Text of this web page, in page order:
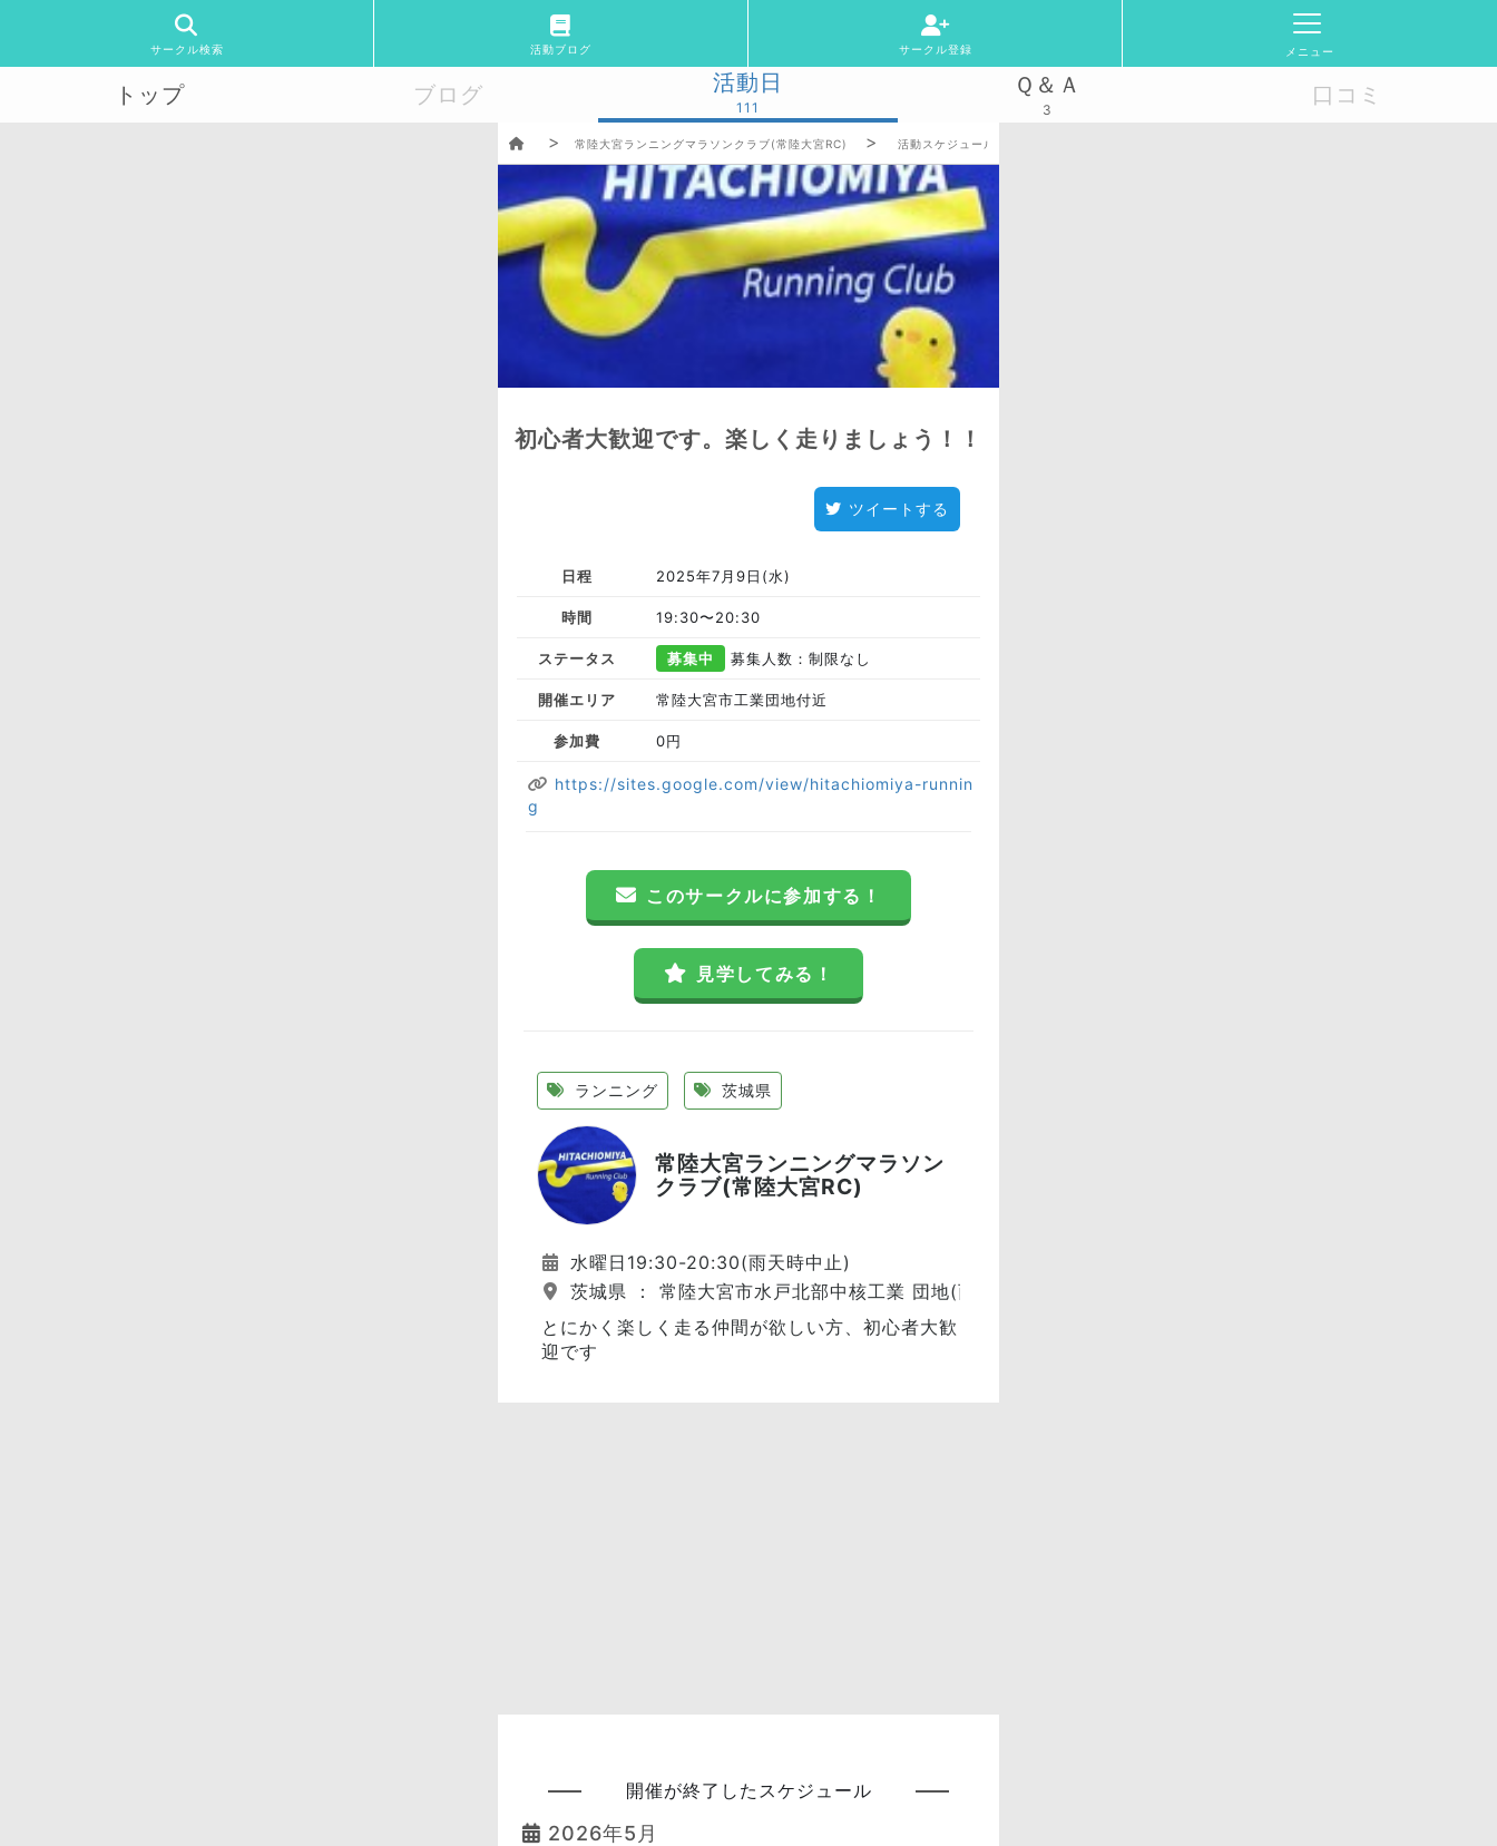
サークル検索 活動ブログ サークル登録 メニュー
トップ ブログ 活動日
111
Ｑ＆Ａ
3
口コミ
常陸大宮ランニングマラソンクラブ(常陸大宮RC) 活動スケジュール
初心者大歓迎です。楽しく走りましょう！！
ツイートする
日程 2025年7月9日(水)
時間 19:30〜20:30
ステータス 募集中 募集人数：制限なし
開催エリア 常陸大宮市工業団地付近
参加費 0円
https://sites.google.com/view/hitachiomiya-runnin
g
このサークルに参加する！
見学してみる！
ランニング 茨城県
常陸大宮ランニングマラソン
クラブ(常陸大宮RC)
水曜日19:30-20:30(雨天時中止)
茨城県 ： 常陸大宮市水戸北部中核工業 団地(西部総合体育館前集合)
とにかく楽しく走る仲間が欲しい方、初心者大歓
迎です
開催が終了したスケジュール
2026年5月